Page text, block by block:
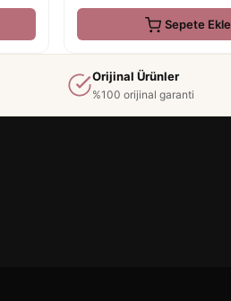
Sepete Ekle
Orijinal Ürünler
%100 orijinal garanti